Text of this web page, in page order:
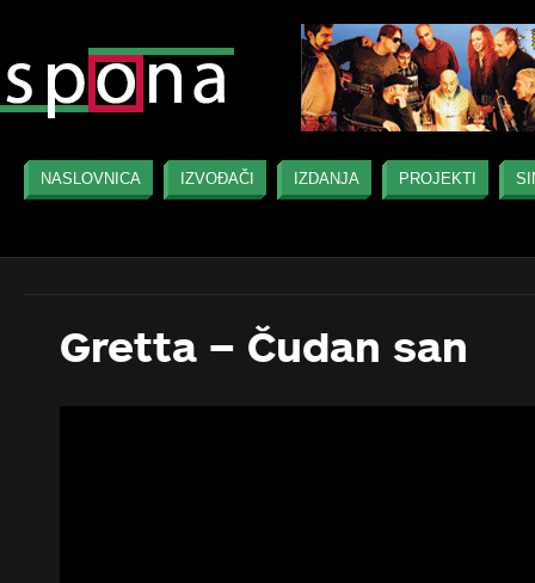
NASLOVNICA IZVOĐAČI IZDANJA PROJEKTI
Gretta – Čudan san